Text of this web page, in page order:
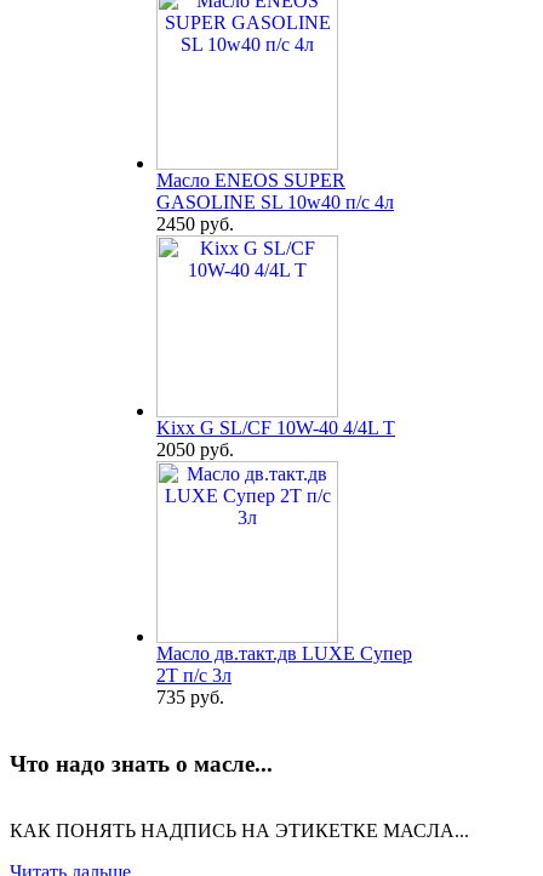
Масло ENEOS SUPER
GASOLINE SL 10w40 п/с 4л
2450 руб.
Kixx G SL/CF 10W-40 4/4L T
2050 руб.
Масло дв.такт.дв LUXE Супер
2Т п/с 3л
735 руб.
Что надо знать о масле...
КАК ПОНЯТЬ НАДПИСЬ НА ЭТИКЕТКЕ МАСЛА...
Читать дальше...